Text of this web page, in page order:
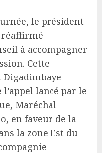
le président
réaffirmé
à accompagner
Cette
Digadimbaye
lancé par le
Maréchal
en faveur de la
la zone Est du